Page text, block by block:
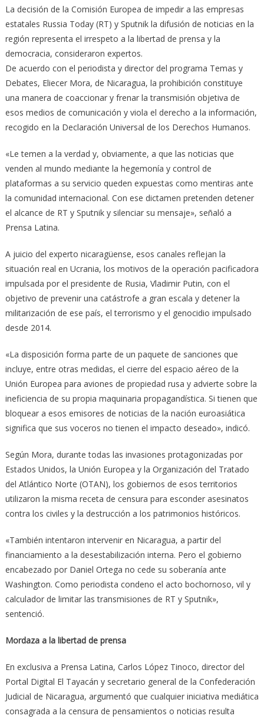
La decisión de la Comisión Europea de impedir a las empresas
estatales Russia Today (RT) y Sputnik la difusión de noticias en la
región representa el irrespeto a la libertad de prensa y la
democracia, consideraron expertos.
De acuerdo con el periodista y director del programa Temas y
Debates, Eliecer Mora, de Nicaragua, la prohibición constituye
una manera de coaccionar y frenar la transmisión objetiva de
esos medios de comunicación y viola el derecho a la información,
recogido en la Declaración Universal de los Derechos Humanos.
«Le temen a la verdad y, obviamente, a que las noticias que
venden al mundo mediante la hegemonía y control de
plataformas a su servicio queden expuestas como mentiras ante
la comunidad internacional. Con ese dictamen pretenden detener
el alcance de RT y Sputnik y silenciar su mensaje», señaló a
Prensa Latina.
A juicio del experto nicaragüense, esos canales reflejan la
situación real en Ucrania, los motivos de la operación pacificadora
impulsada por el presidente de Rusia, Vladimir Putin, con el
objetivo de prevenir una catástrofe a gran escala y detener la
militarización de ese país, el terrorismo y el genocidio impulsado
desde 2014.
«La disposición forma parte de un paquete de sanciones que
incluye, entre otras medidas, el cierre del espacio aéreo de la
Unión Europea para aviones de propiedad rusa y advierte sobre la
ineficiencia de su propia maquinaria propagandística. Si tienen que
bloquear a esos emisores de noticias de la nación euroasiática
significa que sus voceros no tienen el impacto deseado», indicó.
Según Mora, durante todas las invasiones protagonizadas por
Estados Unidos, la Unión Europea y la Organización del Tratado
del Atlántico Norte (OTAN), los gobiernos de esos territorios
utilizaron la misma receta de censura para esconder asesinatos
contra los civiles y la destrucción a los patrimonios históricos.
«También intentaron intervenir en Nicaragua, a partir del
financiamiento a la desestabilización interna. Pero el gobierno
encabezado por Daniel Ortega no cede su soberanía ante
Washington. Como periodista condeno el acto bochornoso, vil y
calculador de limitar las transmisiones de RT y Sputnik»,
sentenció.
Mordaza a la libertad de prensa
En exclusiva a Prensa Latina, Carlos López Tinoco, director del
Portal Digital El Tayacán y secretario general de la Confederación
Judicial de Nicaragua, argumentó que cualquier iniciativa mediática
consagrada a la censura de pensamientos o noticias resulta